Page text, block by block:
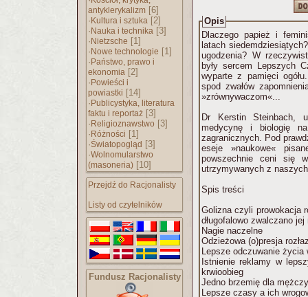
antyklerykalizm [6]
· Kultura i sztuka [2]
· Nauka i technika [3]
· Nietzsche [1]
· Nowe technologie [1]
· Państwo, prawo i
ekonomia [2]
· Powieści i
powiastki [14]
· Publicystyka, literatura
faktu i reportaż [3]
· Religioznawstwo [3]
· Różności [1]
·Światopogląd [3]
·Wolnomularstwo
(masoneria) [10]
Przejdź do Racjonalisty
Listy od czytelników
Fundusz Racjonalisty
Opis
Dlaczego papież i
latach
ugodzenia? W
były sercem Lepszych
wyparte z pamięci
spod zwałów
»zrównywaczom«...
Dr Kerstin Steinbach,
medycynę i biologię
zagranicznych. Pod
eseje »naukowe«
powszechnie ceni się
utrzymywanych z
Spis treści
Golizna czyli prowokacja
długofalowo zwalczano
Nagie naczelne
Odzieżowa (o)presja
Lepsze odczuwanie
Istnienie reklamy w
krwioobieg
Jedno brzemię dla
Lepsze czasy a ich